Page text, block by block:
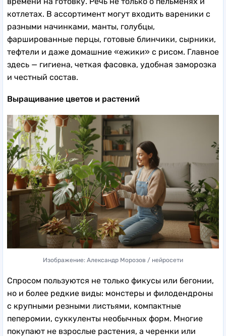
котлетах. В ассортимент могут входить вареники с
разными начинками, манты, голубцы,
фаршированные перцы, готовые блинчики, сырники,
тефтели и даже домашние «ежики» с рисом. Главное
здесь — гигиена, четкая фасовка, удобная заморозка
и честный состав.
Выращивание цветов и растений
Изображение: Александр Морозов / нейросети
Спросом пользуются не только фикусы или бегонии,
но и более редкие виды: монстеры и филодендроны
с крупными резными листьями, компактные
пеперомии, суккуленты необычных форм. Многие
покупают не взрослые растения, а черенки или